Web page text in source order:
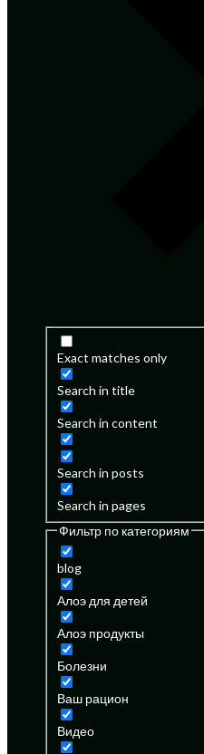
Exact matches only
Search in title
Search in content
Search in posts
Search in pages
Фильтр по категориям
blog
Алоэ для детей
Алоэ продукты
Болезни
Ваш рацион
Видео